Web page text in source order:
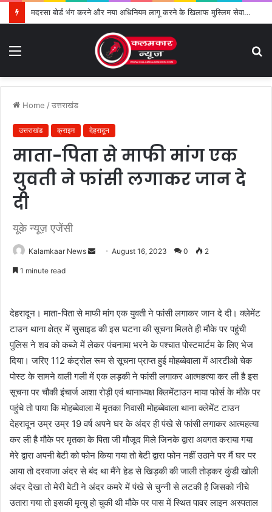
मदरसा बोर्ड भंग करने और नया अधिनियम लागू करने के खिलाफ मुस्लिम सेवा संगठन का विरोध तेज
Home /उत्तराखंड
उत्तराखंड क्राइम देहरादून
माता-पिता से माफी मांग एक
युवती ने फांसी लगाकर जान दे
दी
यूके न्यूज़ एजेंसी
Kalamkaar News
a
n
l
August 16, 2023 0 2
1 minute read
देहरादून। माता-पिता से माफी मांग एक युवती ने फांसी लगाकर जान दे दी। क्लेमेंट
टाउन थाना क्षेत्र में सुसाइड की इस घटना की सूचना मिलते ही मौके पर पहुंची
पुलिस ने शव को कब्जे में लेकर पंचनामा भरने के पश्चात पोस्टमार्टम के लिए भेज
दिया। जरिए 112 कंट्रोल रूम से सूचना प्राप्त हुई मोहब्बेवाला में आरटीओ चेक
पोस्ट के सामने वाली गली में एक लड़की ने फांसी लगाकर आत्महत्या कर ली है इस
सूचना पर चौकी इंचार्ज आशा रोड़ी एवं थानाध्यक्ष क्लिमेंटाउन माया फोर्स के मौके पर
पहुंचे तो पाया कि मोहब्बेवाला में मृतका निवासी मोहब्बेवाला थाना क्लेमेंट टाउन
देहरादून उम्र उम्र 19 वर्ष अपने घर के अंदर ही पंखे से फांसी लगाकर आत्महत्या
कर ली है मौके पर मृतका के पिता जी मौजूद मिले जिनके द्वारा अवगत कराया गया
मेरे द्वारा अपनी बेटी को फोन किया गया तो बेटी द्वारा फोन नहीं उठाने पर मैं घर पर
आया तो दरवाजा अंदर से बंद था मैंने हेड से खिड़की की जाली तोड़कर कुंडी खोली
अंदर देखा तो मेरी बेटी ने अंदर कमरे में पंखे से चुन्नी से लटकी है जिसको नीचे
उतारा गया तो इसकी मृत्यु हो चुकी थी मौके पर पास में स्थित पावर लाइन अस्पताल